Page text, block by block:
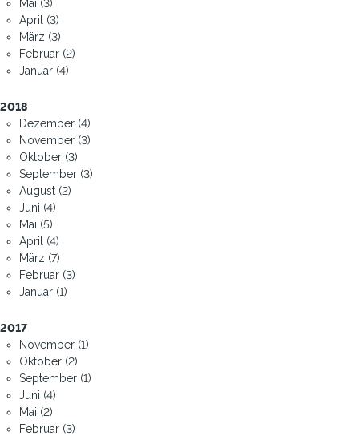
Mai (3)
April (3)
März (3)
Februar (2)
Januar (4)
2018
Dezember (4)
November (3)
Oktober (3)
September (3)
August (2)
Juni (4)
Mai (5)
April (4)
März (7)
Februar (3)
Januar (1)
2017
November (1)
Oktober (2)
September (1)
Juni (4)
Mai (2)
Februar (3)